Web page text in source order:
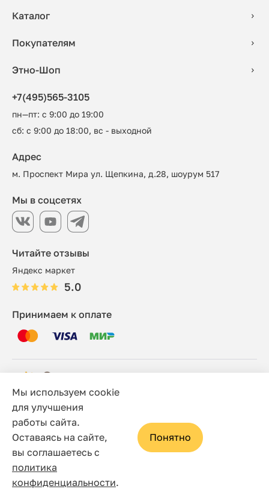
Каталог
Покупателям
Этно-Шоп
+7(495)565-3105
пн—пт: с 9:00 до 19:00
сб: с 9:00 до 18:00, вс - выходной
Читайте отзывы
Яндекс маркет
5.0
Адрес
м. Проспект Мира ул. Щепкина, д.28, шоурум 517
Принимаем к оплате
Мы в соцсетях
© 2006 - 2026 Этно-шоп, Интернет-магазин
Политика конфиденциальности
Сайт носит исключительно информационный характер, и
ни при каких условиях не является публичной офертой,
определяемой положениями статьи 437(2) Гражданского
кодекса Российской Федерации
Мы используем cookie
для улучшения
работы сайта.
Оставаясь на сайте,
вы соглашаетесь с
политика
конфиденциальности.
Понятно